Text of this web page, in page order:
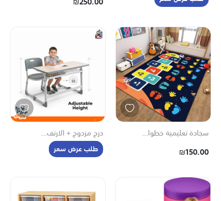
سجادة تعليمية خطوا...
₪150.00
درج مزدوج + الارتف...
طلب عرض سعر